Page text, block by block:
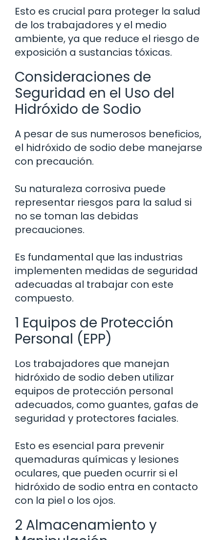
Esto es crucial para proteger la salud
de los trabajadores y el medio
ambiente, ya que reduce el riesgo de
exposición a sustancias tóxicas.
Consideraciones de
Seguridad en el Uso del
Hidróxido de Sodio
A pesar de sus numerosos beneficios,
el hidróxido de sodio debe manejarse
con precaución.
Su naturaleza corrosiva puede
representar riesgos para la salud si
no se toman las debidas
precauciones.
Es fundamental que las industrias
implementen medidas de seguridad
adecuadas al trabajar con este
compuesto.
1 Equipos de Protección
Personal (EPP)
Los trabajadores que manejan
hidróxido de sodio deben utilizar
equipos de protección personal
adecuados, como guantes, gafas de
seguridad y protectores faciales.
Esto es esencial para prevenir
quemaduras químicas y lesiones
oculares, que pueden ocurrir si el
hidróxido de sodio entra en contacto
con la piel o los ojos.
2 Almacenamiento y